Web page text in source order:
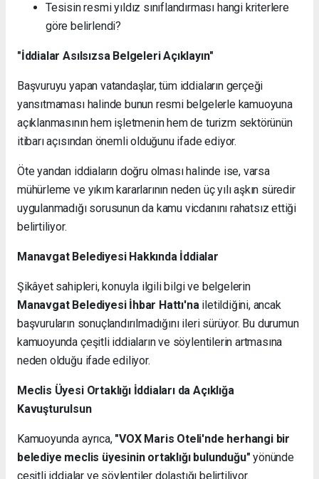
Tesisin resmi yıldız sınıflandırması hangi kriterlere
göre belirlendi?
"İddialar Asılsızsa Belgeleri Açıklayın"
Başvuruyu yapan vatandaşlar, tüm iddiaların gerçeği
yansıtmaması halinde bunun resmi belgelerle kamuoyuna
açıklanmasının hem işletmenin hem de turizm sektörünün
itibarı açısından önemli olduğunu ifade ediyor.
Öte yandan iddiaların doğru olması halinde ise, varsa
mühürleme ve yıkım kararlarının neden üç yılı aşkın süredir
uygulanmadığı sorusunun da kamu vicdanını rahatsız ettiği
belirtiliyor.
Manavgat Belediyesi Hakkında İddialar
Şikâyet sahipleri, konuyla ilgili bilgi ve belgelerin
Manavgat Belediyesi İhbar Hattı'nailetildiğini, ancak
başvuruların sonuçlandırılmadığını ileri sürüyor. Bu durumun
kamuoyunda çeşitli iddiaların ve söylentilerin artmasına
neden olduğu ifade ediliyor.
Meclis Üyesi Ortaklığı İddiaları da Açıklığa
Kavuşturulsun
Kamuoyunda ayrıca, "VOX Maris Oteli'nde herhangi bir
belediye meclis üyesinin ortaklığı bulunduğu" yönünde
çeşitli iddialar ve söylentiler dolaştığı belirtiliyor.